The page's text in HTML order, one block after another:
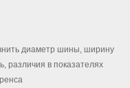
диаметр шины, ширину
различия в показателях